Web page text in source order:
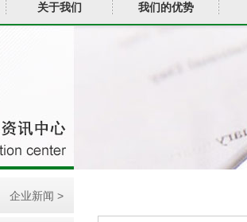
关于我们 我们的优势
企业新闻 >